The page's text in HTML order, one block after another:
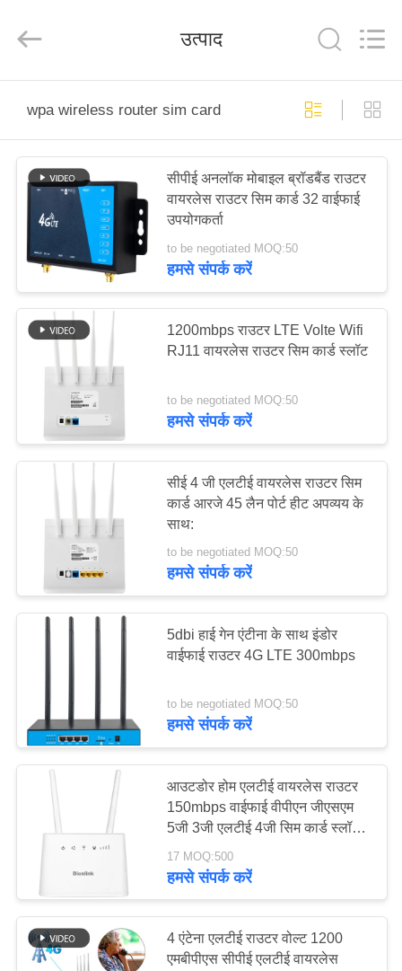
उत्पादों
हमारे
बारे
कारखाना
गुणवत्ता
नियंत्रण
समाचार
मामलों
एक
उद्धरण
की
विनती
करे
साइटमैप
Communications
Co.,
Reserved.
उत्पाद
wpa wireless router sim card
सीपीई अनलॉक मोबाइल ब्रॉडबैंड राउटर
वायरलेस राउटर सिम कार्ड 32 वाईफाई
उपयोगकर्ता
to be negotiated MOQ:50
हमसे संपर्क करें
1200mbps राउटर LTE Volte Wifi
RJ11 वायरलेस राउटर सिम कार्ड स्लॉट
to be negotiated MOQ:50
हमसे संपर्क करें
सीई 4 जी एलटीई वायरलेस राउटर सिम
कार्ड आरजे 45 लैन पोर्ट हीट अपव्यय के
साथ:
to be negotiated MOQ:50
हमसे संपर्क करें
5dbi हाई गेन एंटीना के साथ इंडोर
वाईफाई राउटर 4G LTE 300mbps
to be negotiated MOQ:50
हमसे संपर्क करें
आउटडोर होम एलटीई वायरलेस राउटर
150mbps वाईफाई वीपीएन जीएसएम
5जी 3जी एलटीई 4जी सिम कार्ड स्लॉट
के साथ
17 MOQ:500
हमसे संपर्क करें
4 एंटेना एलटीई राउटर वोल्ट 1200
एमबीपीएस सीपीई एलटीई वायरलेस